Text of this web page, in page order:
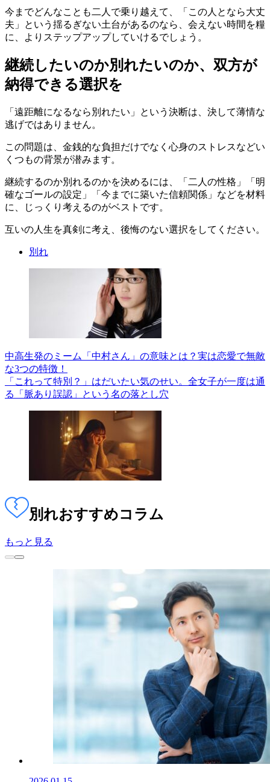
今までどんなことも二人で乗り越えて、「この人となら大丈
夫」という揺るぎない土台があるのなら、会えない時間を糧
に、よりステップアップしていけるでしょう。
継続したいのか別れたいのか、双方が
納得できる選択を
「遠距離になるなら別れたい」という決断は、決して薄情な
逃げではありません。
この問題は、金銭的な負担だけでなく心身のストレスなどい
くつもの背景が潜みます。
継続するのか別れるのかを決めるには、「二人の性格」「明
確なゴールの設定」「今までに築いた信頼関係」などを材料
に、じっくり考えるのがベストです。
互いの人生を真剣に考え、後悔のない選択をしてください。
別れ
中高生発のミーム「中村さん」の意味とは？実は恋愛で無敵
な3つの特徴！
「これって特別？」はだいたい気のせい。全女子が一度は通
る「脈あり誤認」という名の落とし穴
別れおすすめコラム
もっと見る